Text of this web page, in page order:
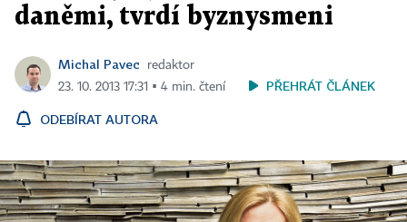
daněmi, tvrdí byznysmeni
Michal Pavec
redaktor
23. 10. 2013 17:31 ▪ 4 min. čtení
PŘEHRÁT ČLÁNEK
ODEBÍRAT AUTORA